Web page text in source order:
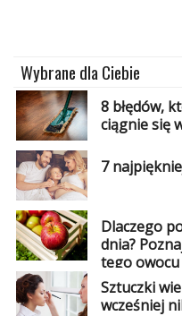
Wybrane dla Ciebie
8 błędów,
ciągnie się
7
Dlaczego
dnia?
tego owocu
Sztuczki
wcześniej